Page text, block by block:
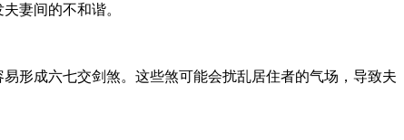
妻间的不和谐。
形成六七交剑煞。这些煞可能会扰乱居住者的气场，导致夫